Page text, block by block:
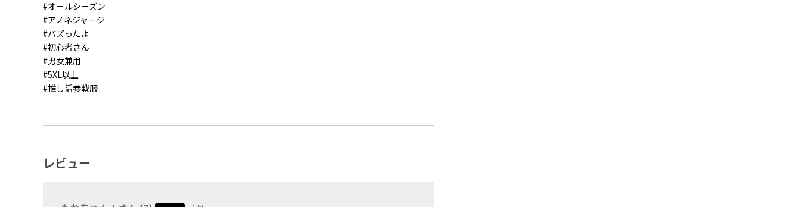
⑤氷雨(ブラック×ラ
イトブルー)
#オールシーズン
#アノネジャージ
#バズったよ
#初心者さん
#男女兼用
#5XL以上
#推し活参戦服
レビュー